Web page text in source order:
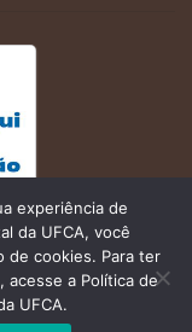
experiência de
da UFCA, você
de cookies. Para ter
acesse a Política de
UFCA.